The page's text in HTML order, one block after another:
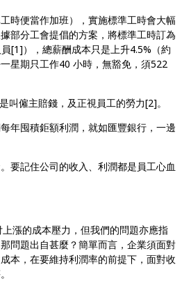
時便當作加班），實施標準工時會大幅
部分工會提倡的方案，將標準工時訂為
[1]），總薪酬成本只是上升4.5%（約
星期只工作40 小時，無豁免，須522
僱主賠錢，及正視員工的勞力[2]。
年囤積鉅額利潤，就如匯豐銀行，一邊
要記住公司的收入、利潤都是員工心血
漲的成本壓力，但我們的問題亦應指
問題出自甚麼？簡單而言，企業須面對
本，在要維持利潤率的前提下，面對收